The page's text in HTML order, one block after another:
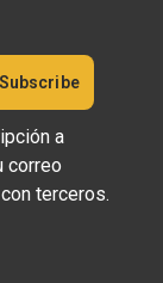
a
correo
terceros.